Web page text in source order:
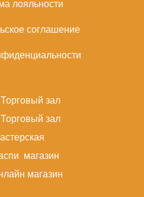
лояльности
соглашение
зал
зал
магазин
магазин